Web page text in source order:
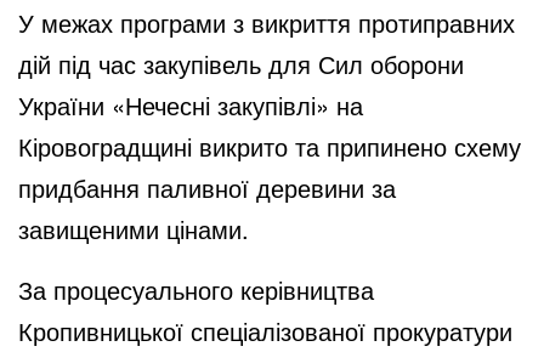
У межах програми з викриття протиправних
дій під час закупівель для Сил оборони
України «Нечесні закупівлі» на
Кіровоградщині викрито та припинено схему
придбання паливної деревини за
завищеними цінами.
За процесуального керівництва
Кропивницької спеціалізованої прокуратури